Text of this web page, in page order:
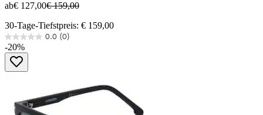
ab€ 127,00€ 159,00
30-Tage-Tiefstpreis: € 159,00
0.0 (0)
0.0
von
Sternen.
-20%